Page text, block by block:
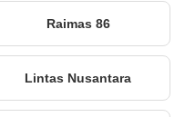
Raimas 86
Lintas Nusantara